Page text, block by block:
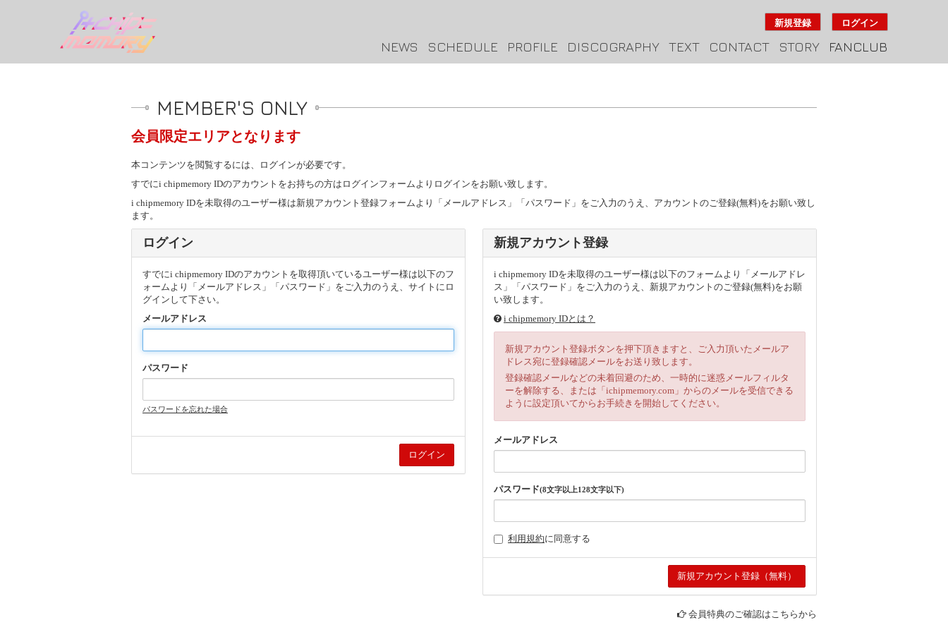
新規登録 ログイン
NEWS SCHEDULE PROFILE DISCOGRAPHY TEXT CONTACT STORY FANCLUB
MEMBER'S ONLY
会員限定エリアとなります
本コンテンツを閲覧するには、ログインが必要です。
すでにi chipmemory IDのアカウントをお持ちの方はログインフォームよりログインをお願い致します。
i chipmemory IDを未取得のユーザー様は新規アカウント登録フォームより「メールアドレス」「パスワード」をご入力のうえ、アカウントのご登録(無料)をお願い致し
ます。
ログイン
すでにi chipmemory IDのアカウントを取得頂いているユーザー様は以下のフ
ォームより「メールアドレス」「パスワード」をご入力のうえ、サイトにロ
グインして下さい。
メールアドレス
パスワード
パスワードを忘れた場合
新規アカウント登録
i chipmemory IDを未取得のユーザー様は以下のフォームより「メールアドレ
ス」「パスワード」をご入力のうえ、新規アカウントのご登録(無料)をお願
い致します。
i chipmemory IDとは？
新規アカウント登録ボタンを押下頂きますと、ご入力頂いたメールア
ドレス宛に登録確認メールをお送り致します。
登録確認メールなどの未着回避のため、一時的に迷惑メールフィルタ
ーを解除する、または「ichipmemory.com」からのメールを受信できる
ように設定頂いてからお手続きを開始してください。
メールアドレス
パスワード(8文字以上128文字以下)
利用規約に同意する
会員特典のご確認はこちらから